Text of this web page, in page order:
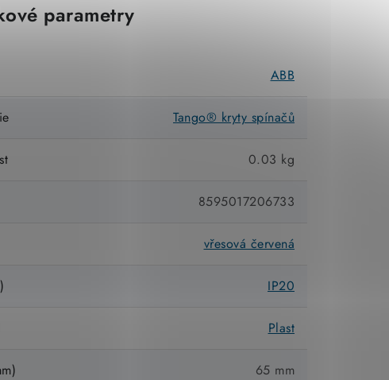
parametry
ABB
Tango® kryty spínačů
0.03 kg
8595017206733
vřesová červená
IP20
Plast
65 mm